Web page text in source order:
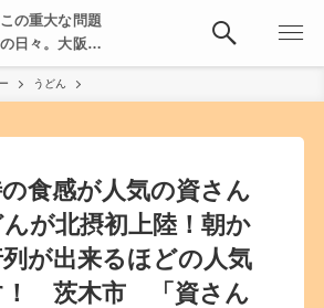
の重大な問題
日々。大阪・
した食べ歩
。
うどん
食感が人気の資さん
んが北摂初上陸！朝か
列が出来るほどの人気
！ 茨木市 「資さん